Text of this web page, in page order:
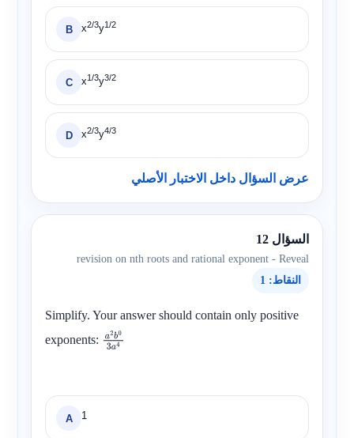
B x2/3y1/2
C x1/3y3/2
D x2/3y4/3
عرض السؤال داخل الاختبار الأصلي
السؤال 12
revision on nth roots and rational exponent - Reveal
النقاط: 1
Simplify. Your answer should contain only positive
exponents: a2b
A 1